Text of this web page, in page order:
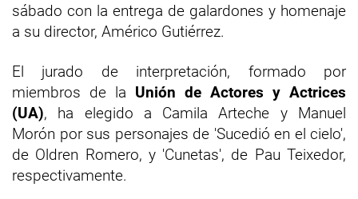
sábado con la entrega de galardones y homenaje
a su director, Américo Gutiérrez.
El jurado de interpretación, formado por
miembros de la Unión de Actores y Actrices
(UA), ha elegido a Camila Arteche y Manuel
Morón por sus personajes de 'Sucedió en el cielo',
de Oldren Romero, y 'Cunetas', de Pau Teixedor,
respectivamente.